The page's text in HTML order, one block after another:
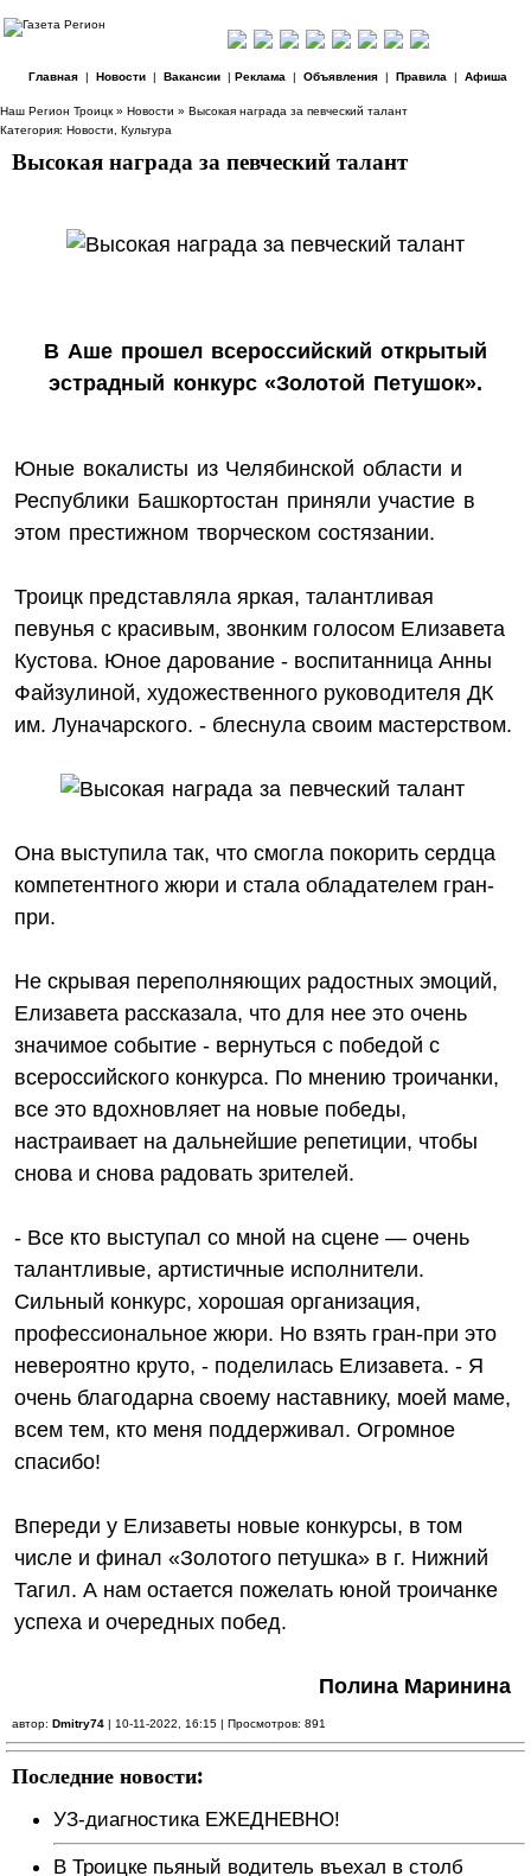
Главная| Новости| Вакансии| Реклама | Объявления| Правила | Афиша
Наш Регион Троицк » Новости » Высокая награда за певческий талант
Категория: Новости Культура
Высокая награда за певческий талант
В Аше прошел всероссийский открытый
эстрадный конкурс «Золотой Петушок».
Юные вокалисты из Челябинской области и
Республики Башкортостан приняли участие в
этом престижном творческом состязании.
Троицк представляла яркая, талантливая
певунья с красивым, звонким голосом Елизавета
Кустова. Юное дарование - воспитанница Анны
Файзулиной, художественного руководителя ДК
им. Луначарского. - блеснула своим мастерством.
Она выступила так, что смогла покорить сердца
компетентного жюри и стала обладателем гран-
при.
Не скрывая переполняющих радостных эмоций,
Елизавета рассказала, что для нее это очень
значимое событие - вернуться с победой с
всероссийского конкурса. По мнению троичанки,
все это вдохновляет на новые победы,
настраивает на дальнейшие репетиции, чтобы
снова и снова радовать зрителей.
- Все кто выступал со мной на сцене — очень
талантливые, артистичные исполнители.
Сильный конкурс, хорошая организация,
профессиональное жюри. Но взять гран-при это
невероятно круто, - поделилась Елизавета. - Я
очень благодарна своему наставнику, моей маме,
всем тем, кто меня поддерживал. Огромное
спасибо!
Впереди у Елизаветы новые конкурсы, в том
числе и финал «Золотого петушка» в г. Нижний
Тагил. А нам остается пожелать юной троичанке
успеха и очередных побед.
Полина Маринина
автор: Dmitry74 | 10-11-2022, 16:15 | Просмотров: 891
Последние новости:
УЗ-диагностика ЕЖЕДНЕВНО!
В Троицке пьяный водитель въехал в столб